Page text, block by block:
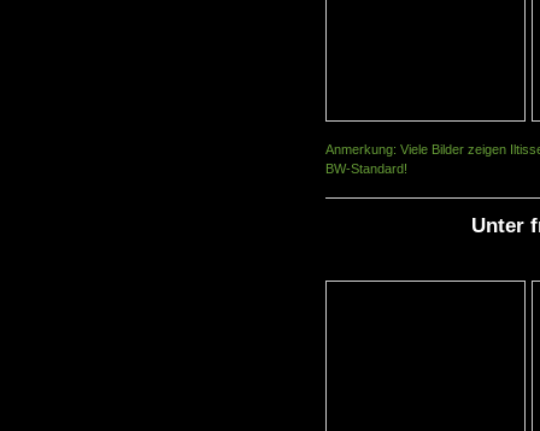
Anmerkung: Viele Bilder zeigen
BW-Standard!
Unter